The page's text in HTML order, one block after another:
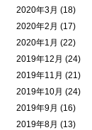
2020年3月 (18)
2020年2月 (17)
2020年1月 (22)
2019年12月 (24)
2019年11月 (21)
2019年10月 (24)
2019年9月 (16)
2019年8月 (13)